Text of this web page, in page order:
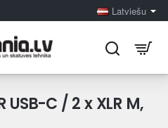
Latviešu
USB-C / 2 x XLR M,